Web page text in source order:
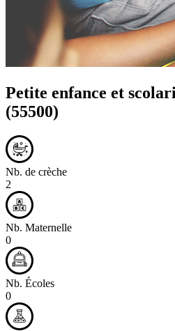
Petite enfance et
(55500)
Nb. de crèche
2
Nb. Maternelle
0
Nb. Écoles
0